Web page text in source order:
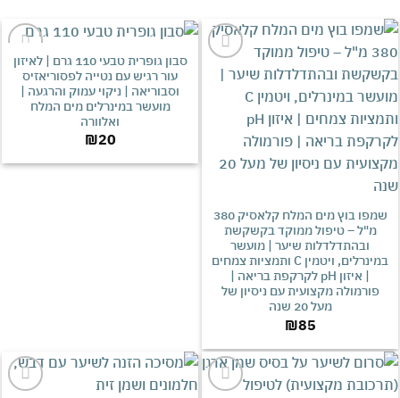
אהבתי
שמפו בוץ מים המלח קלאסיק 380
– טיפול ממוקד בקשקשת
ובהתדלדלות שיער | מועשר
במינרלים, ויטמין C ותמציות צמחים
| איזון pH לקרקפת בריאה |
מקצועית עם ניסיון של
₪
אהבתי
סבון גופרית טבעי 110 גרם | לאיזון
עור רגיש עם נטייה לפסוריאזיס
וסבוריאה | ניקוי עמוק והרגעה |
מועשר במינרלים מים המלח
ואלוורה
₪